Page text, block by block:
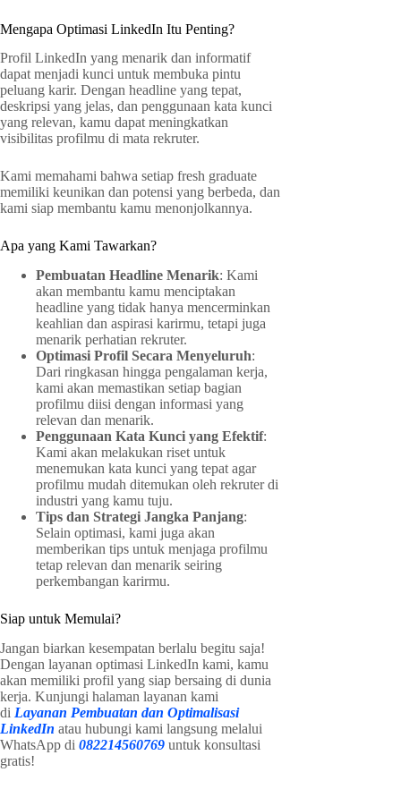
Mengapa Optimasi LinkedIn Itu Penting?
Profil LinkedIn yang menarik dan informatif
dapat menjadi kunci untuk membuka pintu
peluang karir. Dengan headline yang tepat,
deskripsi yang jelas, dan penggunaan kata kunci
yang relevan, kamu dapat meningkatkan
visibilitas profilmu di mata rekruter.
Kami memahami bahwa setiap fresh graduate
memiliki keunikan dan potensi yang berbeda, dan
kami siap membantu kamu menonjolkannya.
Apa yang Kami Tawarkan?
Pembuatan Headline Menarik: Kami
akan membantu kamu menciptakan
headline yang tidak hanya mencerminkan
keahlian dan aspirasi karirmu, tetapi juga
menarik perhatian rekruter.
Optimasi Profil Secara Menyeluruh:
Dari ringkasan hingga pengalaman kerja,
kami akan memastikan setiap bagian
profilmu diisi dengan informasi yang
relevan dan menarik.
Penggunaan Kata Kunci yang Efektif:
Kami akan melakukan riset untuk
menemukan kata kunci yang tepat agar
profilmu mudah ditemukan oleh rekruter di
industri yang kamu tuju.
Tips dan Strategi Jangka Panjang:
Selain optimasi, kami juga akan
memberikan tips untuk menjaga profilmu
tetap relevan dan menarik seiring
perkembangan karirmu.
Siap untuk Memulai?
Jangan biarkan kesempatan berlalu begitu saja!
Dengan layanan optimasi LinkedIn kami, kamu
akan memiliki profil yang siap bersaing di dunia
kerja. Kunjungi halaman layanan kami
di Layanan Pembuatan dan Optimalisasi
LinkedIn atau hubungi kami langsung melalui
WhatsApp di 082214560769 untuk konsultasi
gratis!